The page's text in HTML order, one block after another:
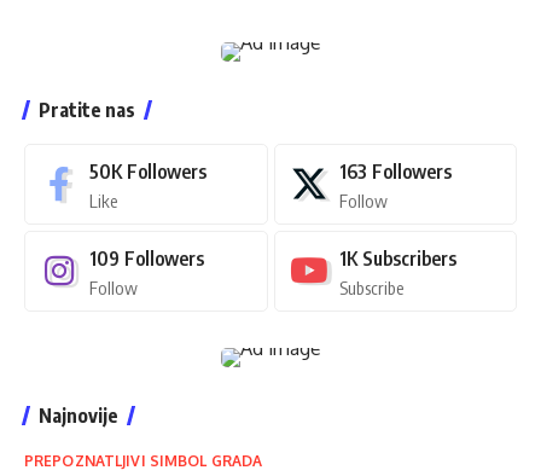
Pratite nas
50K Followers
Like
163 Followers
Follow
109 Followers
Follow
1K Subscribers
Subscribe
Najnovije
PREPOZNATLJIVI SIMBOL GRADA